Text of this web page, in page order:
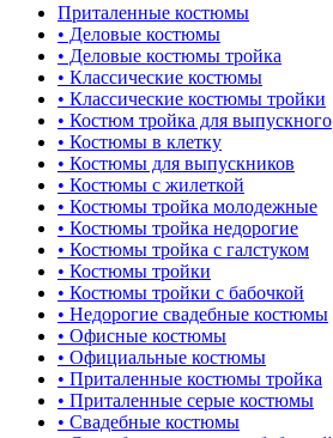
Приталенные костюмы
• Деловые костюмы
• Деловые костюмы тройка
• Классические костюмы
• Классические костюмы тройки
• Костюм тройка для выпускного
• Костюмы в клетку
• Костюмы для выпускников
• Костюмы с жилеткой
• Костюмы тройка молодежные
• Костюмы тройка недорогие
• Костюмы тройка с галстуком
• Костюмы тройки
• Костюмы тройки с бабочкой
• Недорогие свадебные костюмы
• Офисные костюмы
• Официальные костюмы
• Приталенные костюмы тройка
• Приталенные серые костюмы
• Свадебные костюмы